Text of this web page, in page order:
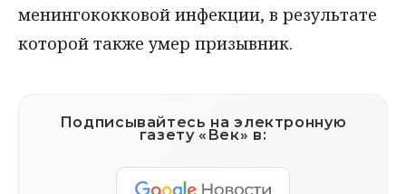
менингококковой инфекции, в результате
которой также умер призывник.
Подписывайтесь на электронную
газету «Век» в: